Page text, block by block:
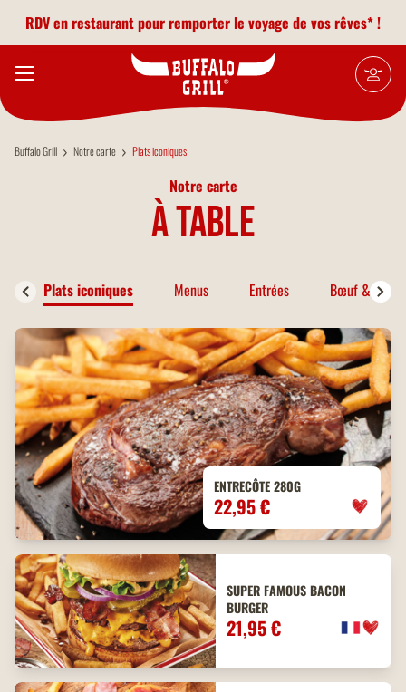
RDV en restaurant pour remporter le voyage de vos rêves* !
Buffalo Grill Notre carte Plats iconiques
Notre carte
à table
Plats iconiques Menus Entrées Bœuf & Bison
ENTRECÔTE 280G
22,95 €
SUPER FAMOUS BACON
BURGER
21,95 €